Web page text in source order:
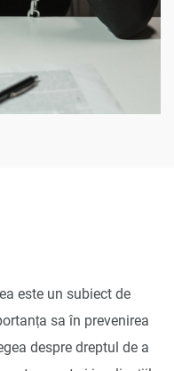
este un subiect de
sa în prevenirea
despre dreptul de a